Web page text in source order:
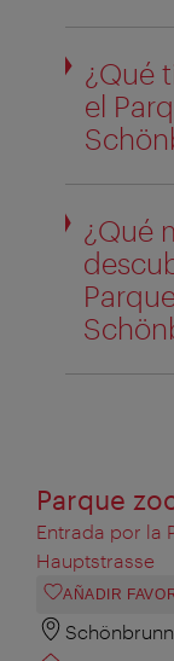
¿Qué
el
¿Qué
Parque
Entrada por la
Hauptstrasse
AÑADIR